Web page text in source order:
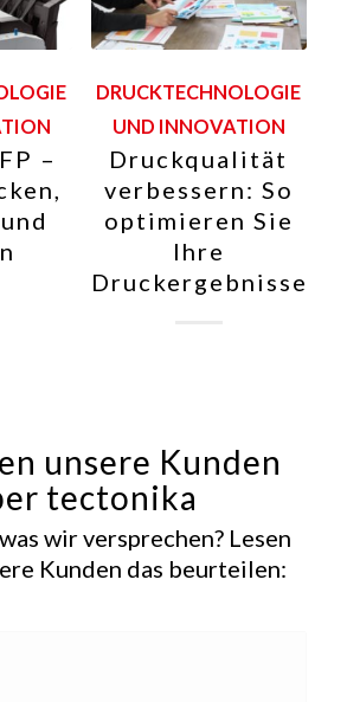
–
DRUCKTECHNOLOGIE
UND INNOVATION
Druckqualität
verbessern: So
optimieren Sie
Ihre
Druckergebnisse
unsere Kunden
tectonika
wir versprechen? Lesen
Kunden das beurteilen:
GmbH